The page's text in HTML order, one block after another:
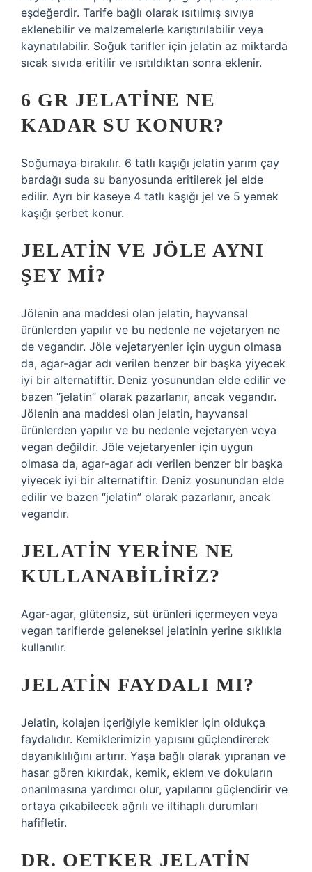
eşdeğerdir. Tarife bağlı olarak ısıtılmış sıvıya
eklenebilir ve malzemelerle karıştırılabilir veya
kaynatılabilir. Soğuk tarifler için jelatin az miktarda
sıcak sıvıda eritilir ve ısıtıldıktan sonra eklenir.
6 GR JELATINE NE
KADAR SU KONUR?
Soğumaya bırakılır. 6 tatlı kaşığı jelatin yarım çay
bardağı suda su banyosunda eritilerek jel elde
edilir. Ayrı bir kaseye 4 tatlı kaşığı jel ve 5 yemek
kaşığı şerbet konur.
JELATIN VE JÖLE AYNI
ŞEY MI?
Jölenin ana maddesi olan jelatin, hayvansal
ürünlerden yapılır ve bu nedenle ne vejetaryen ne
de vegandır. Jöle vejetaryenler için uygun olmasa
da, agar-agar adı verilen benzer bir başka yiyecek
iyi bir alternatiftir. Deniz yosunundan elde edilir ve
bazen “jelatin” olarak pazarlanır, ancak vegandır.
Jölenin ana maddesi olan jelatin, hayvansal
ürünlerden yapılır ve bu nedenle vejetaryen veya
vegan değildir. Jöle vejetaryenler için uygun
olmasa da, agar-agar adı verilen benzer bir başka
yiyecek iyi bir alternatiftir. Deniz yosunundan elde
edilir ve bazen “jelatin” olarak pazarlanır, ancak
vegandır.
JELATIN YERINE NE
KULLANABILIRIZ?
Agar-agar, glütensiz, süt ürünleri içermeyen veya
vegan tariflerde geleneksel jelatinin yerine sıklıkla
kullanılır.
JELATIN FAYDALI MI?
Jelatin, kolajen içeriğiyle kemikler için oldukça
faydalıdır. Kemiklerimizin yapısını güçlendirerek
dayanıklılığını artırır. Yaşa bağlı olarak yıpranan ve
hasar gören kıkırdak, kemik, eklem ve dokuların
onarılmasına yardımcı olur, yapılarını güçlendirir ve
ortaya çıkabilecek ağrılı ve iltihaplı durumları
hafifletir.
DR. OETKER JELATIN